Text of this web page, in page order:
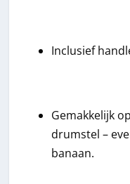
Inclusief
Gemakkelijk
drumstel –
banaan.